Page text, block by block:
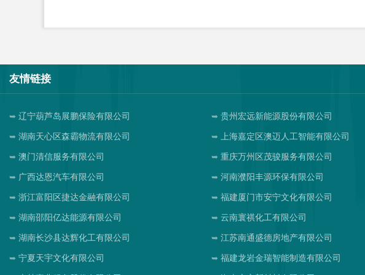
友情链接
辽宁葫芦岛展鹏保险有限公司 贵州宏远新能源股份有限公司
湖南天心区森霸物流有限公司 上海嘉定区澳迈人工智能有限公司
澳门清信服务有限公司 重庆万州区茂骏服务有限公司
广西达恩汽车有限公司 河南濮阳丰源环保有限公司
浙江富阳区捷达金融有限公司 福建厦门市安宁文化有限公司
湖南邵阳亿达能源有限公司 云南寰祺化工有限公司
湖南长沙县达辉化工有限公司 江苏南通盛德房地产有限公司
宁夏天宇文化有限公司 福建龙岩金瑞智能制造有限公司